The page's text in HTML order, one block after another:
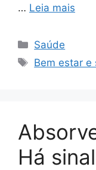
… Leia mais
Categorias
Saúde
Tags
Bem estar e
Há